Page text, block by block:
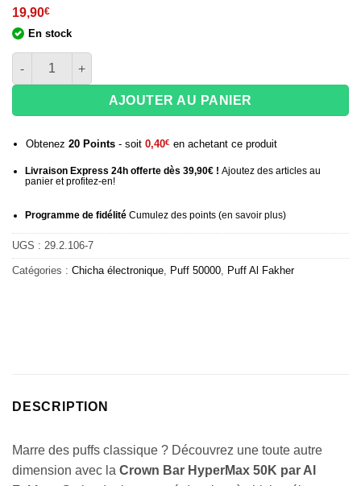
19,90€
En stock
quantité de Al Fakher 50K Hyper Max Prime - Mango Pineapple
AJOUTER AU PANIER
Obtenez 20Points- soit 0,40€ en achetant ce produit
Livraison Express 24h offerte dès 39,90€ ! Ajoutez des articles au
panier et profitez-en!
Programme de fidélitéCumulez des points (en savoir plus)
UGS : 29.2.106-7
Catégories : Chicha électronique, Puff 50000, Puff Al Fakher
DESCRIPTION
Marre des puffs classique ? Découvrez une toute autre
dimension avec la Crown Bar HyperMax 50K par Al